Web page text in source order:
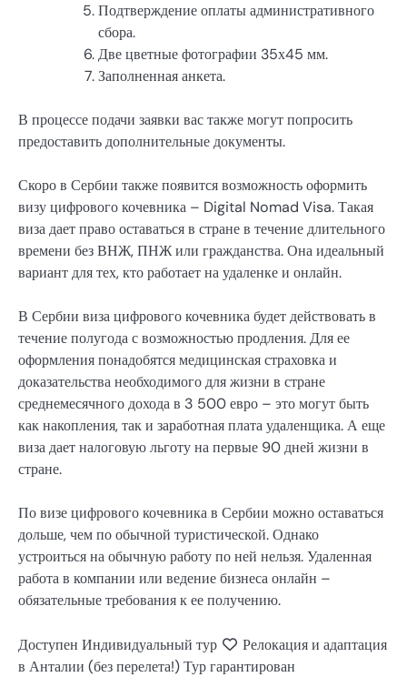
Подтверждение оплаты административного
сбора.
Две цветные фотографии 35х45 мм.
Заполненная анкета.
В процессе подачи заявки вас также могут попросить
предоставить дополнительные документы.
Скоро в Сербии также появится возможность оформить
визу цифрового кочевника – Digital Nomad Visa. Такая
виза дает право оставаться в стране в течение длительного
времени без ВНЖ, ПНЖ или гражданства. Она идеальный
вариант для тех, кто работает на удаленке и онлайн.
В Сербии виза цифрового кочевника будет действовать в
течение полугода с возможностью продления. Для ее
оформления понадобятся медицинская страховка и
доказательства необходимого для жизни в стране
среднемесячного дохода в 3 500 евро – это могут быть
как накопления, так и заработная плата удаленщика. А еще
виза дает налоговую льготу на первые 90 дней жизни в
стране.
По визе цифрового кочевника в Сербии можно оставаться
дольше, чем по обычной туристической. Однако
устроиться на обычную работу по ней нельзя. Удаленная
работа в компании или ведение бизнеса онлайн –
обязательные требования к ее получению.
Доступен Индивидуальный тур
Релокация и адаптация
в Анталии (без перелета!) Тур гарантирован